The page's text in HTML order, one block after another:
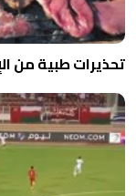
تحذيرات طبية من